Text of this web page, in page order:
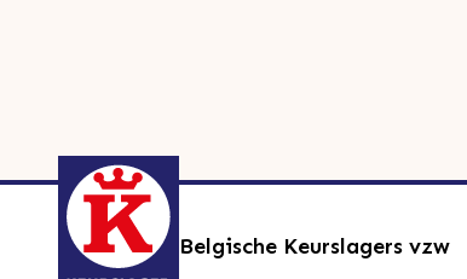
Belgische Keurslagers vzw